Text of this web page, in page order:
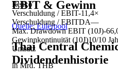
Risiko
Verschuldung / EBIT-11,4×
Verschuldung / EBITDA—
Max. Drawdown EBIT (10J)-
Gewinnkontinuität (10J)10/10
Umsatz
in Mrd. THB
EBIT & Gewinn
Quelle: Eulerpool
Thai Central
Dividendenhistorie